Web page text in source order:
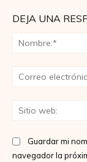
DEJA UNA
Guardar mi
navegador la